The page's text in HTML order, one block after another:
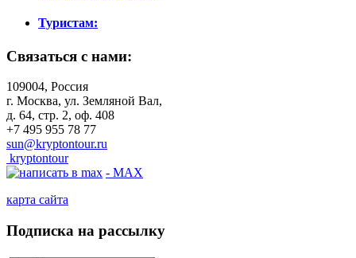
Туристам:
Связаться с нами:
109004, Россия
г. Москва, ул. Земляной Вал,
д. 64, стр. 2, оф. 408
+7 495 955 78 77
sun@kryptontour.ru
kryptontour
- MAX
карта сайта
Подписка на рассылку